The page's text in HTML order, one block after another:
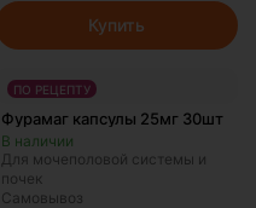
Купить
ПО РЕЦЕПТУ
Фурамаг капсулы 25мг 30шт
Для мочеполовой системы и
почек
Самовывоз